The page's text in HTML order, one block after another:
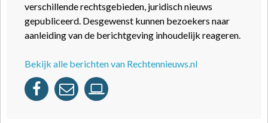
verschillende rechtsgebieden, juridisch nieuws
gepubliceerd. Desgewenst kunnen bezoekers naar
aanleiding van de berichtgeving inhoudelijk reageren.
Bekijk alle berichten van Rechtennieuws.nl